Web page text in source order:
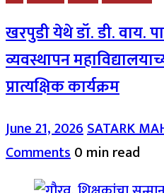
खरपुडी येथे डॉ. डी. वाय.
व्यवस्थापन
प्रात्यक्षिक कार्यक्रम
June 21, 2026SATARK
Comments0 min read